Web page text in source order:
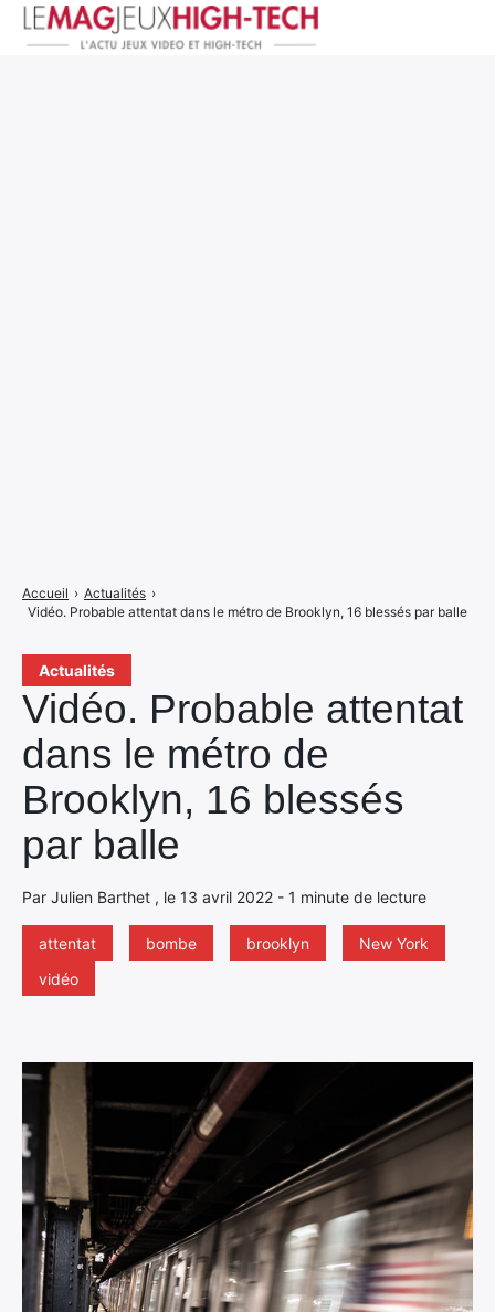
Actualités
Vidéo. Probable attentat
dans le métro de
Brooklyn, 16 blessés
par balle
Par Julien Barthet , le 13 avril 2022 - 1 minute de lecture
attentat bombe brooklyn
New York
vidéo
Accueil › Actualités ›
Vidéo. Probable attentat dans le métro de Brooklyn, 16 blessés par balle